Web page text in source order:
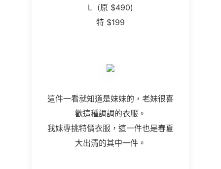
L (原 $490)
特 $199
這件一看就知道是妹妹的，老妹很喜
歡這種調調的衣服。
我妹專挑特價衣服，這一件也是春夏
大出清的其中一件。